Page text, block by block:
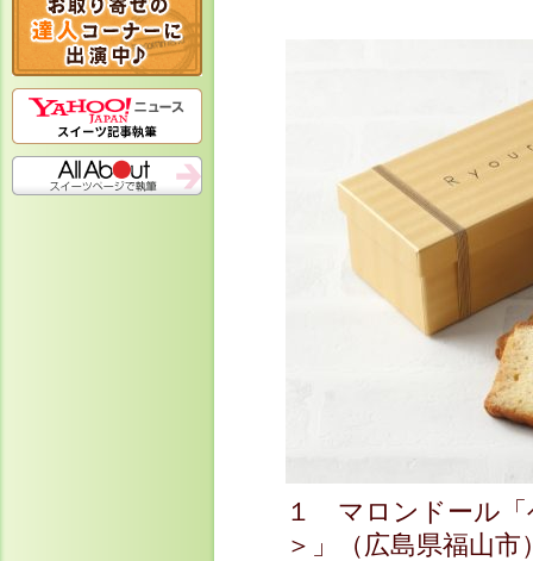
１ マロンドール「
＞」（広島県福山市